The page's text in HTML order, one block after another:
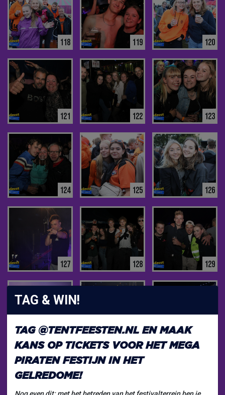
118 119 120
121 122 123
124 125 126
127 128 129
130 131
TAG & WIN!
TAG @TENTFEESTEN.NL EN MAAK
KANS OP TICKETS VOOR HETMEGA
PIRATEN FESTIJNIN HET
GELREDOME!